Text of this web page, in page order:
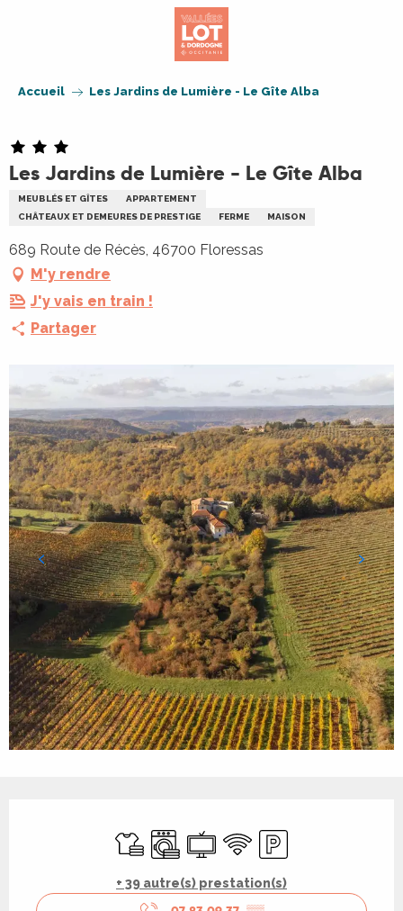
Accueil Les Jardins de Lumière - Le Gîte Alba
Les Jardins de Lumière - Le Gîte Alba
MEUBLÉS ET GÎTES
APPARTEMENT
CHÂTEAUX ET DEMEURES DE PRESTIGE
FERME MAISON
689 Route de Récès, 46700 Floressas
M'y rendre
J'y vais en train !
Partager
Draps et linge
Lave lingeTélévision
WiFi Parking
+ 39 autre(s) prestation(s)